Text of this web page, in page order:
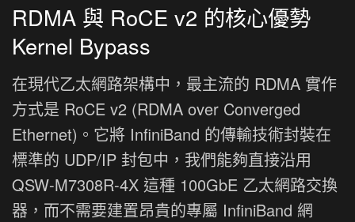
RDMA 與 RoCE v2 的核心優勢
Kernel Bypass
在現代乙太網路架構中，最主流的 RDMA 實作
方式是 RoCE v2 (RDMA over Converged
Ethernet)。它將 InfiniBand 的傳輸技術封裝在
標準的 UDP/IP 封包中，我們能夠直接沿用
QSW-M7308R-4X 這種 100GbE 乙太網路交換
器，而不需要建置昂貴的專屬 InfiniBand 網